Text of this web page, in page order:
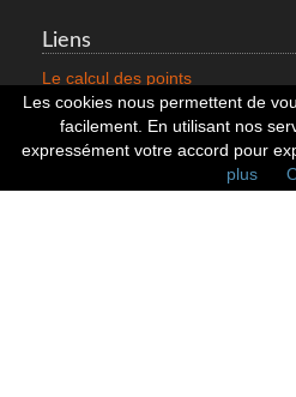
Liens
Le calcul des points
Mentions légales
Nous contacter
Cookies
Statistiques
Les cookies nous permettent de
facilement. En utilisant nos
expressément votre accord pour
plus